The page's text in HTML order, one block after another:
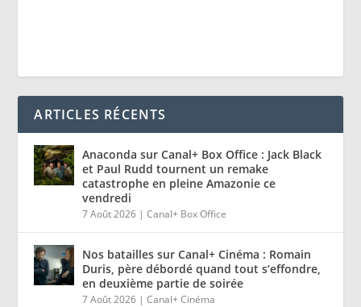
ARTICLES RÉCENTS
Anaconda sur Canal+ Box Office : Jack Black
et Paul Rudd tournent un remake
catastrophe en pleine Amazonie ce
vendredi
7 Août 2026 |Canal+ Box Office
Nos batailles sur Canal+ Cinéma : Romain
Duris, père débordé quand tout s’effondre,
en deuxième partie de soirée
7 Août 2026 |Canal+ Cinéma